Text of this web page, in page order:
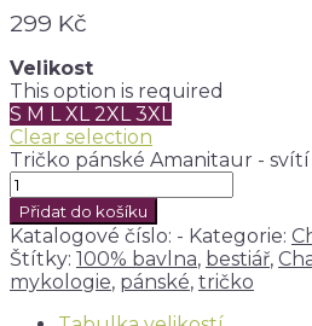
299 Kč
Velikost
This option is required
S M LXL2XL3XL
Clear selection
Tričko pánské Amanitaur -
Přidat do košíku
Katalogové číslo: - Kategorie:
Štítky: 100% bavlna, bestiář,
mykologie, pánské, tričko